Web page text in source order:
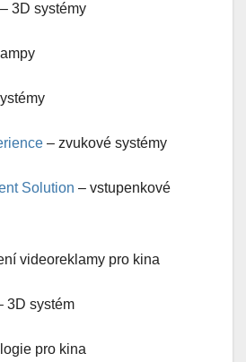
– 3D systémy
– zvukové systémy
Solution – vstupenkové
videoreklamy pro kina
3D systém
pro kina